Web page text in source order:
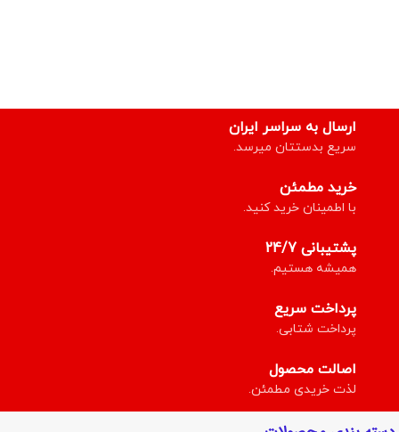
ارسال به سراسر ایران
سریع بدستتان میرسد.
خرید مطمئن
با اطمینان خرید کنید.
پشتیبانی 24/7
همیشه هستیم.
پرداخت سریع
پرداخت شتابی.
اصالت محصول
لذت خریدی مطمئن.